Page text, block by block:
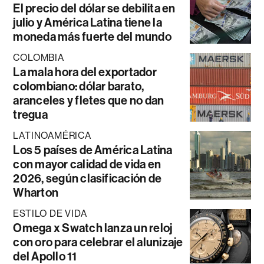
El precio del dólar se debilita en
julio y América Latina tiene la
moneda más fuerte del mundo
COLOMBIA
La mala hora del exportador
colombiano: dólar barato,
aranceles y fletes que no dan
tregua
LATINOAMÉRICA
Los 5 países de América Latina
con mayor calidad de vida en
2026, según clasificación de
Wharton
ESTILO DE VIDA
Omega x Swatch lanza un reloj
con oro para celebrar el alunizaje
del Apollo 11